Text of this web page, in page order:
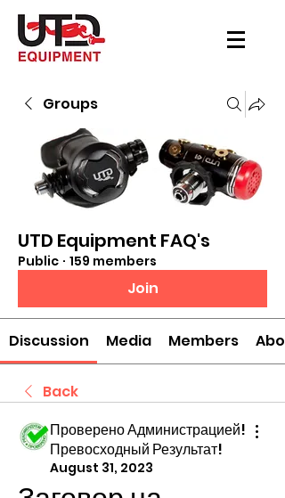
Groups
UTD Equipment FAQ's
Public · 159 members
Join
Discussion Media Members
Back
Проверено Администрацией!
Превосходный Результат!
August 31, 2023